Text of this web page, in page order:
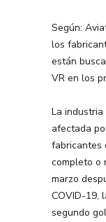
Según:
los
están
VR en los
La
afectada
fabricantes
completo o
marzo
COVID-19,
segundo